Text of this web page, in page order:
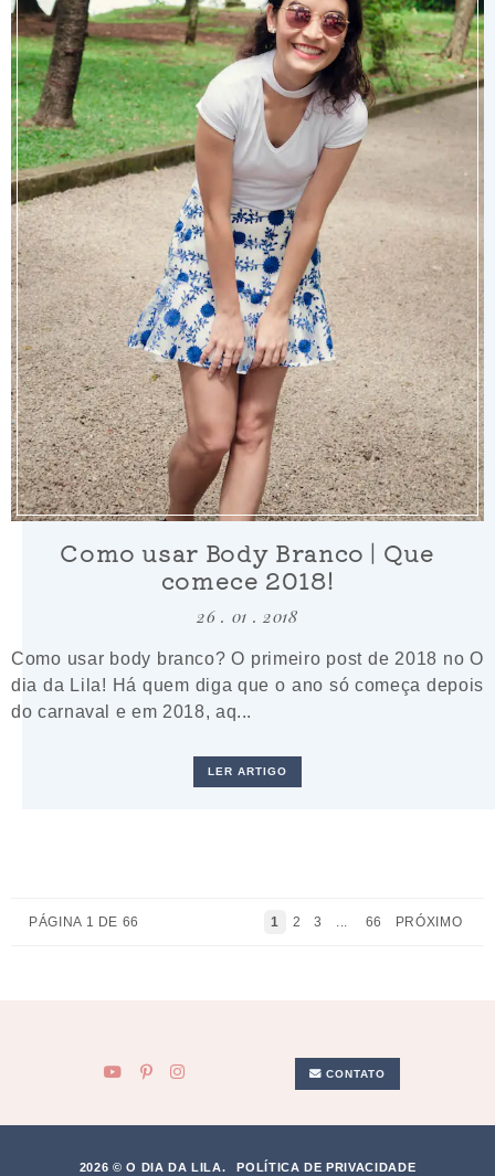
Como usar Body Branco | Que
comece 2018!
26 . 01 . 2018
Como usar body branco? O primeiro post de 2018 no O
dia da Lila! Há quem diga que o ano só começa depois
do carnaval e em 2018, aq...
LER ARTIGO
PÁGINA 1 DE 66 1 2 3 ... 66 PRÓXIMO
CONTATO
2026 © O DIA DA LILA. POLÍTICA DE PRIVACIDADE